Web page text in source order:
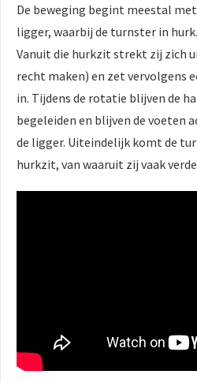
De beweging begint meestal met
ligger, waarbij de turnster in
Vanuit die hurkzit strekt zij zich
recht maken) en zet vervolgens
in. Tijdens de rotatie blijven de
begeleiden en blijven de voeten
de ligger. Uiteindelijk komt de
hurkzit, van waaruit zij vaak